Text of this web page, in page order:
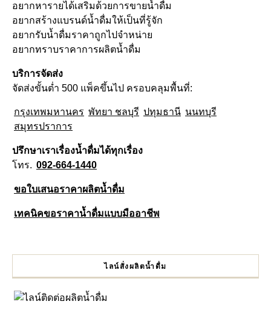
อยากหารายได้เสริมด้วยการขายน้ำดื่ม
อยากสร้างแบรนด์น้ำดื่มให้เป็นที่รู้จัก
อยากรับน้ำดื่มราคาถูกไปจำหน่าย
อยากทราบราคาการผลิตน้ำดื่ม
บริการจัดส่ง
จัดส่งขั้นต่ำ 500 แพ็คขึ้นไป ครอบคลุมพื้นที่:
กรุงเทพมหานคร พัทยา ชลบุรี ปทุมธานี นนทบุรี
สมุทรปราการ
ปรึกษาเราเรื่องน้ำดื่มได้ทุกเรื่อง
โทร. 092-664-1440
ขอใบเสนอราคาผลิตน้ำดื่ม
เทคนิคขอราคาน้ำดื่มแบบมืออาชีพ
ไลน์สั่งผลิตน้ำดื่ม